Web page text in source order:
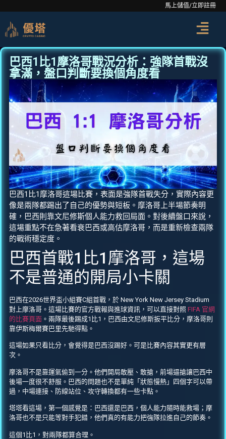
馬上儲值/立即註冊
巴西1比1摩洛哥戰況分析：強隊首戰沒
拿滿，盤口判斷要換個角度看
巴西1比1摩洛哥這場比賽，表面是強隊首戰失分，實際內容更
像是兩隊都踢出了自己的優勢與短板。摩洛哥上半場節奏明
確，巴西則靠文尼修斯個人能力救回局面。對後續盤口來說，
這場重點不在急著看衰巴西或高估摩洛哥，而是重新檢查兩隊
的戰術穩定度。
巴西首戰1比1摩洛哥，這場
不是普通的開局小卡關
巴西在2026世界盃小組賽C組首戰，於 New York New Jersey Stadium
對上摩洛哥。這場比賽的官方戰報與進球資訊，可以直接對照 FIFA 官網
的比賽頁面 。兩隊最後踢成1比1，巴西由文尼修斯扳平比分，摩洛哥則
靠伊斯梅爾賽巴里先馳得點。
這場如果只看比分，會覺得是巴西沒踢好。可是比賽內容其實更有層
次。
摩洛哥不是靠運氣偷到一分。他們開局敢壓、敢搶，前場逼搶讓巴西中
後場一度很不舒服。巴西的問題也不是單純「狀態慢熱」四個字可以帶
過，中場連接、防線站位、攻守轉換都有一些卡點。
塔塔看這場，第一個感覺是：巴西還是巴西，個人能力隨時能救場；摩
洛哥也不是只能等對手犯錯，他們真的有能力把強隊拉進自己的節奏。
這個1比1，對兩隊都算合理。